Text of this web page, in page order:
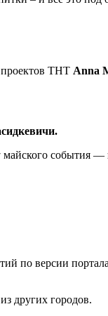
проектов ТНТ Аnna
события
по версии
других городов.